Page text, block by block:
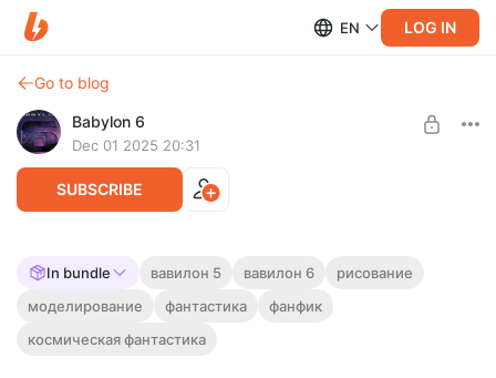
EN LOG IN
Go to blog
Babylon 6
Dec 01 2025 20:31
SUBSCRIBE
Ракетный крейсер "Агватак" (WIP2)
Центаврианский ракетный крейсер только покинул верфь и
уже оказался в пламени сражения. А подписчики видят его
создание. Подписывайтесь!
Level required:
In bundle вавилон 5 вавилон 6
рисование
моделирование
фантастика
фанфик
космическая фантастика